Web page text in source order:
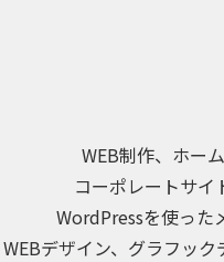
WEB制作、ホー
コーポレートサイ
WordPressを使った
WEBデザイン、グラフッ